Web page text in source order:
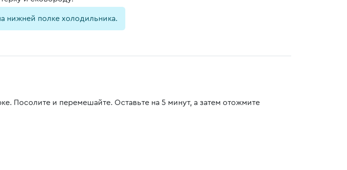
нижней полке холодильника.
Посолите и перемешайте. Оставьте на 5 минут, а затем отожмите